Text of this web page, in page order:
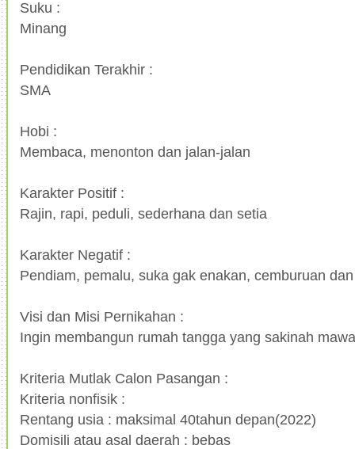
Suku :
Minang
Pendidikan Terakhir :
SMA
Hobi :
Membaca, menonton dan jalan-jalan
Karakter Positif :
Rajin, rapi, peduli, sederhana dan setia
Karakter Negatif :
Pendiam, pemalu, suka gak enakan, cemburuan
Visi dan Misi Pernikahan :
Ingin membangun rumah tangga yang sakinah
Kriteria Mutlak Calon Pasangan :
Kriteria nonfisik :
Rentang usia : maksimal 40tahun depan(2022)
Domisili atau asal daerah : bebas